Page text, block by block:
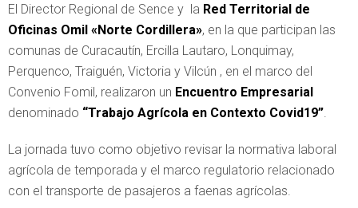
El Director Regional de Sence y la Red Territorial de
Oficinas Omil «Norte Cordillera», en la que participan las
comunas de Curacautín, Ercilla Lautaro, Lonquimay,
Perquenco, Traiguén, Victoria y Vilcún , en el marco del
Convenio Fomil, realizaron un Encuentro Empresarial
denominado “Trabajo Agrícola en Contexto Covid19”
La jornada tuvo como objetivo revisar la normativa laboral
agrícola de temporada y el marco regulatorio relacionado
con el transporte de pasajeros a faenas agrícolas.